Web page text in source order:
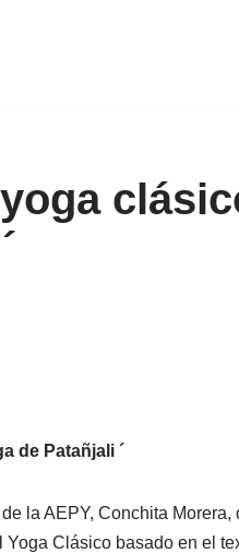
yoga
de Patañjali ´
la AEPY, Conchita Morera,
Clásico basado en el